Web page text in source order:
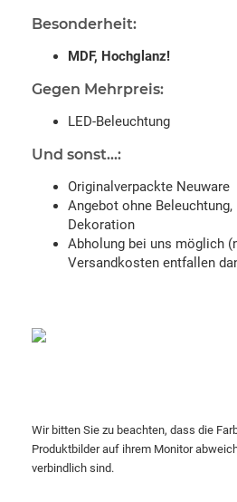
Besonderheit:
MDF, Hochglanz!
Gegen Mehrpreis:
LED-Beleuchtung
Und sonst...:
Originalverpackte Neuware
Angebot ohne
Dekoration
Abholung bei uns möglich
Versandkosten entfallen
Wir bitten Sie zu beachten, dass die
Produktbilder auf ihrem Monitor
verbindlich sind.